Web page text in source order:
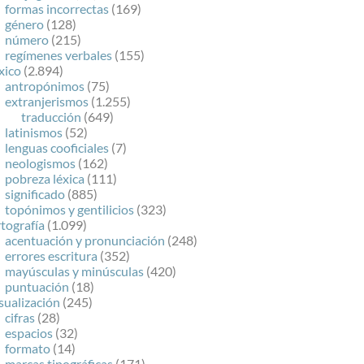
formas incorrectas (169)
género (128)
número (215)
regímenes verbales (155)
(2.894)
antropónimos (75)
extranjerismos (1.255)
traducción (649)
latinismos (52)
lenguas cooficiales (7)
neologismos (162)
pobreza léxica (111)
significado (885)
topónimos y gentilicios (323)
(1.099)
acentuación y pronunciación (248)
errores escritura (352)
mayúsculas y minúsculas (420)
puntuación (18)
(245)
cifras (28)
espacios (32)
formato (14)